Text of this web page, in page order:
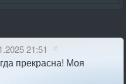
21:51 #
прекрасна! Моя